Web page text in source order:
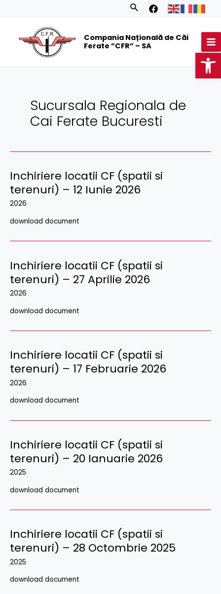
Search
Compania Națională de Căi
Ferate ”CFR” – SA
Sucursala Regionala de
Cai Ferate Bucuresti
Inchiriere locatii CF (spatii si
terenuri) – 12 Iunie 2026
2026
download document
Inchiriere locatii CF (spatii si
terenuri) – 27 Aprilie 2026
2026
download document
Inchiriere locatii CF (spatii si
terenuri) – 17 Februarie 2026
2026
download document
Inchiriere locatii CF (spatii si
terenuri) – 20 Ianuarie 2026
2025
download document
Inchiriere locatii CF (spatii si
terenuri) – 28 Octombrie 2025
2025
download document